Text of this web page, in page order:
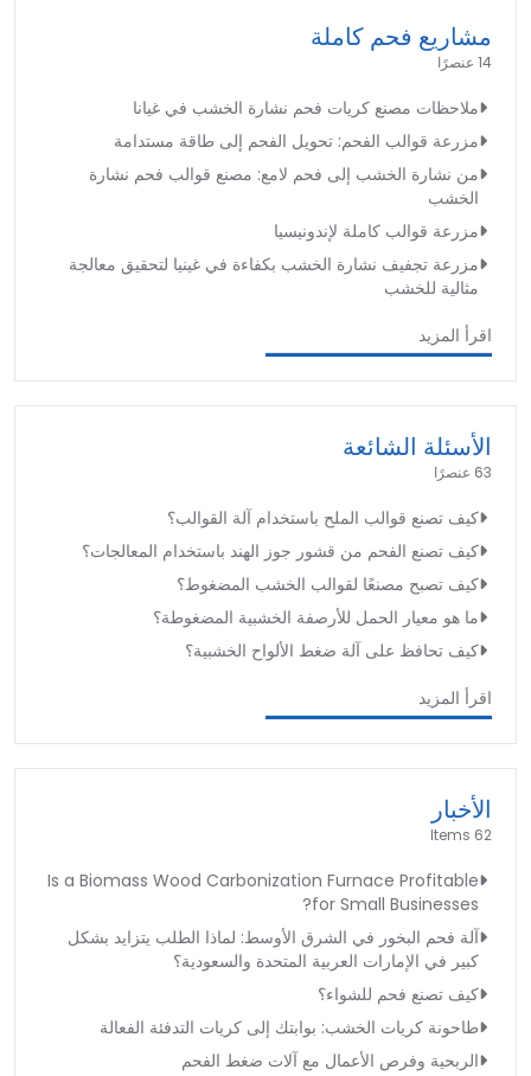
مشاريع فحم كاملة
14 عنصرًا
ملاحظات مصنع كريات فحم نشارة الخشب في غيانا
مزرعة قوالب الفحم: تحويل الفحم إلى طاقة مستدامة
من نشارة الخشب إلى فحم لامع: مصنع قوالب فحم نشارة
الخشب
مزرعة قوالب كاملة لإندونيسيا
مزرعة تجفيف نشارة الخشب بكفاءة في غينيا لتحقيق معالجة
مثالية للخشب
اقرأ المزيد
الأسئلة الشائعة
63 عنصرًا
كيف تصنع قوالب الملح باستخدام آلة القوالب؟
كيف تصنع الفحم من قشور جوز الهند باستخدام المعالجات؟
كيف تصبح مصنعًا لقوالب الخشب المضغوط؟
ما هو معيار الحمل للأرصفة الخشبية المضغوطة؟
كيف تحافظ على آلة ضغط الألواح الخشبية؟
اقرأ المزيد
الأخبار
62 Items
Is a Biomass Wood Carbonization Furnace Profitable
for Small Businesses?
آلة فحم البخور في الشرق الأوسط: لماذا الطلب يتزايد بشكل
كبير في الإمارات العربية المتحدة والسعودية؟
كيف تصنع فحم للشواء؟
طاحونة كريات الخشب: بوابتك إلى كريات التدفئة الفعالة
الربحية وفرص الأعمال مع آلات ضغط الفحم